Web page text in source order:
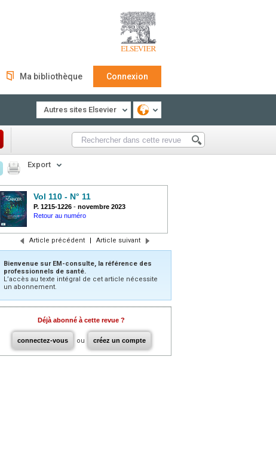
Ma bibliothèque Connexion
Autres sites Elsevier
Export
Vol 110 - N° 11
P. 1215-1226 - novembre 2023
Retour au numéro
Article précédent | Article suivant
Bienvenue sur EM-consulte, la référence des
professionnels de santé.
L’accès au texte intégral de cet article nécessite
un abonnement.
Déjà abonné à cette revue ?
connectez-vous ou créez un compte